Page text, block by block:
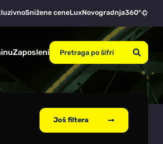
Snižene ceneLuxNovogradnja360°
Zaposleni
Još filtera